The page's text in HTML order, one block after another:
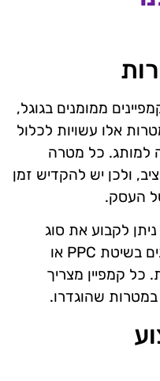
ממומנים בגוגל,
אלו עשויות לכלול
למותג. כל מטרה
ולכן יש להקדיש זמן
העסק.
לקבוע את סוג
הקמפיינים שיבוצעו, כמו קמפיינים בשיטת PPC או
כל קמפיין מצריך
שהוגדרו.